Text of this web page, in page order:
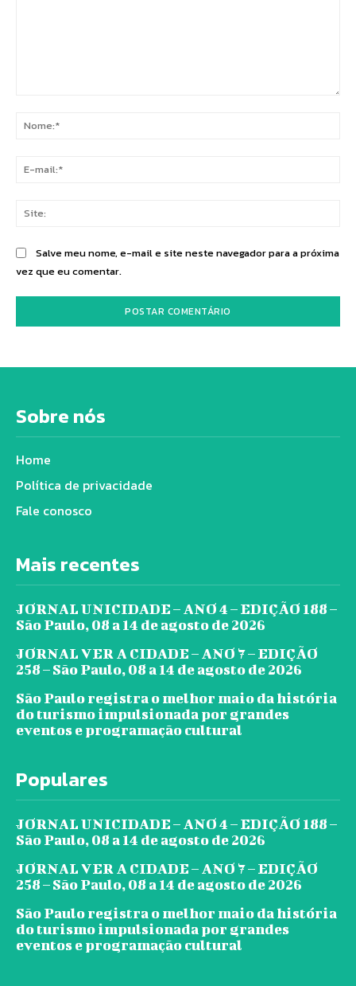
Salve meu nome, e-mail e site neste navegador para a próxima
vez que eu comentar.
Sobre nós
Home
Política de privacidade
Fale conosco
Mais recentes
JORNAL UNICIDADE – ANO 4 – EDIÇÃO 188 –
São Paulo, 08 a 14 de agosto de 2026
JORNAL VER A CIDADE – ANO 7 – EDIÇÃO
258 – São Paulo, 08 a 14 de agosto de 2026
São Paulo registra o melhor maio da história
do turismo impulsionada por grandes
eventos e programação cultural
Populares
JORNAL UNICIDADE – ANO 4 – EDIÇÃO 188 –
São Paulo, 08 a 14 de agosto de 2026
JORNAL VER A CIDADE – ANO 7 – EDIÇÃO
258 – São Paulo, 08 a 14 de agosto de 2026
São Paulo registra o melhor maio da história
do turismo impulsionada por grandes
eventos e programação cultural